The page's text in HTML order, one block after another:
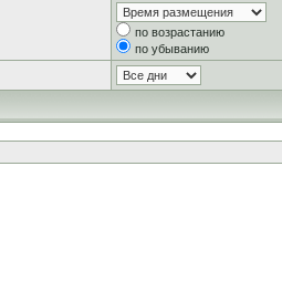
по возрастанию
по убыванию